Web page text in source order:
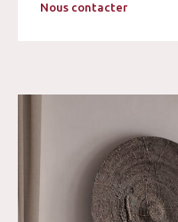
Nous contacter